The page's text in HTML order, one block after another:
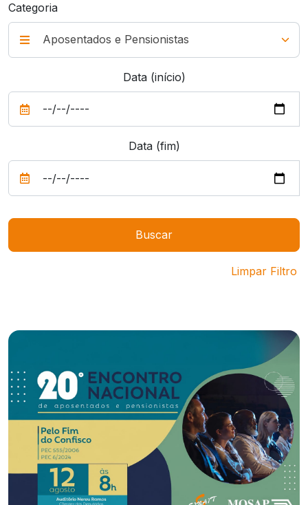
Categoria
Data (início)
Data (fim)
Limpar Filtro